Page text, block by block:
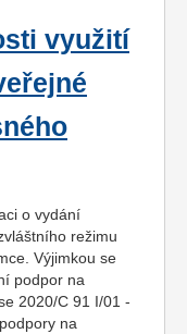
využití
o vydání
režimu
Výjimkou se
podpor na
2020/C 91 I/01 -
na